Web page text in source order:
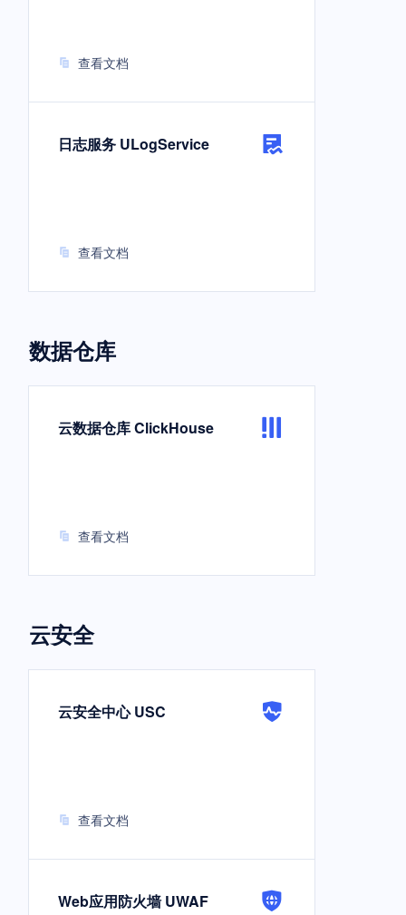
查看文档
日志服务 ULogService
查看文档
数据仓库
云数据仓库 ClickHouse
查看文档
云安全
云安全中心 USC
查看文档
Web应用防火墙 UWAF